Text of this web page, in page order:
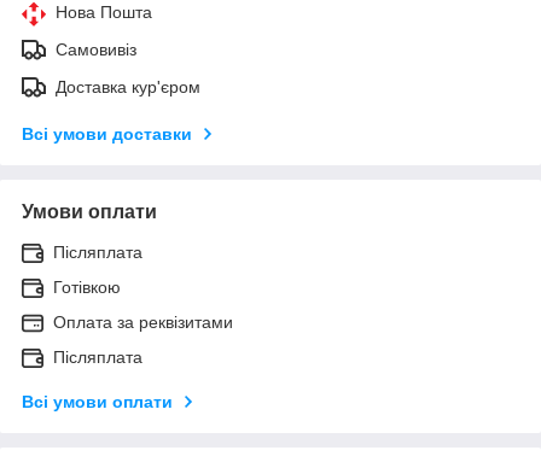
Нова Пошта
Самовивіз
Доставка кур'єром
Всі умови доставки
Умови оплати
Післяплата
Готівкою
Оплата за реквізитами
Післяплата
Всі умови оплати